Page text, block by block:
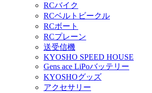
RCバイク
RCベルトビークル
RCボート
RCプレーン
送受信機
KYOSHO SPEED HOUSE
Gens ace LiPoバッテリー
KYOSHOグッズ
アクセサリー